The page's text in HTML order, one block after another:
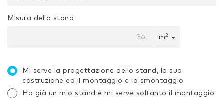
Misura dello stand
m2
Mi serve la progettazione dello stand, la sua
costruzione ed il montaggio e lo smontaggio
Ho già un mio stand e mi serve soltanto il montaggio